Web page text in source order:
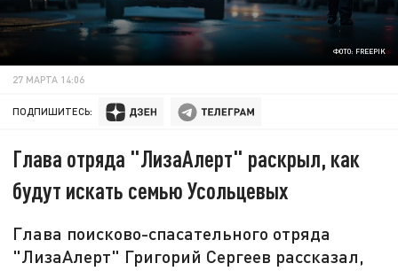
ФОТО: FREEPIK
27 МАРТА 14:06
ПОДПИШИТЕСЬ:
Глава отряда "ЛизаАлерт" раскрыл, как
будут искать семью Усольцевых
Глава поисково-спасательного отряда
"ЛизаАлерт" Григорий Сергеев рассказал,